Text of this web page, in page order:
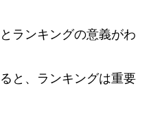
ランキングの意義がわ
と、ランキングは重要